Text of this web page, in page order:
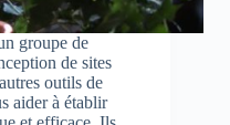
groupe de
de sites
outils de
aider à établir